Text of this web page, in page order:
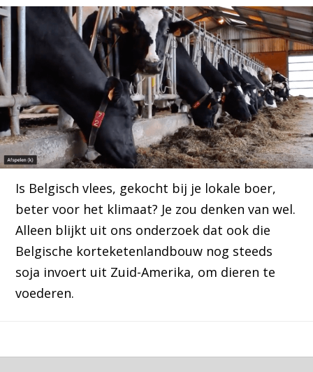
Is Belgisch vlees, gekocht bij je lokale boer,
beter voor het klimaat? Je zou denken van wel.
Alleen blijkt uit ons onderzoek dat ook die
Belgische korteketenlandbouw nog steeds
soja invoert uit Zuid-Amerika, om dieren te
voederen.